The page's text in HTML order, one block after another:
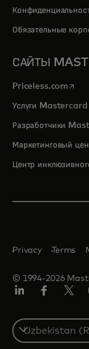
Обязательные
САЙТЫ
Priceless.com
Услуги Mastercard
Разработчики
Маркетинговый
Центр
© 1994-2026
Privacy Terms
Select
a
country